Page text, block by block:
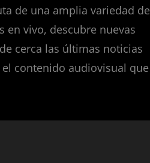
de una amplia variedad de
en vivo, descubre nuevas
cerca las últimas noticias
contenido audiovisual que